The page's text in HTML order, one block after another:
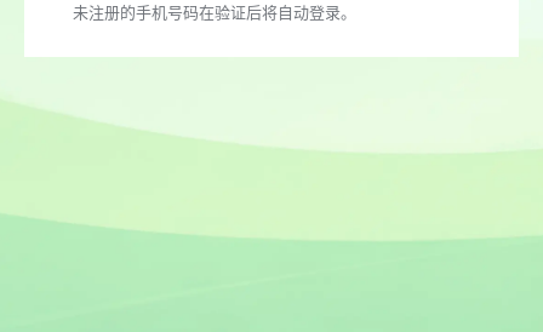
未注册的手机号码在验证后将自动登录。